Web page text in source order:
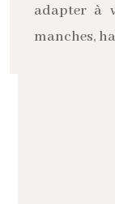
adapter à
manches,